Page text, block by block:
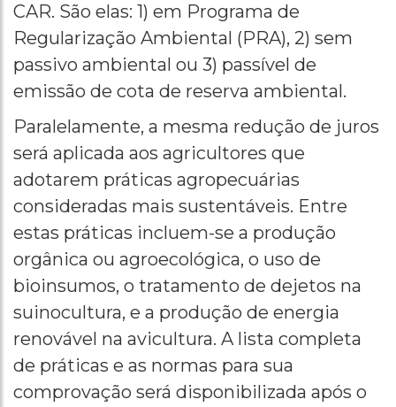
CAR. São elas: 1) em Programa de
Regularização Ambiental (PRA), 2) sem
passivo ambiental ou 3) passível de
emissão de cota de reserva ambiental.
Paralelamente, a mesma redução de juros
será aplicada aos agricultores que
adotarem práticas agropecuárias
consideradas mais sustentáveis. Entre
estas práticas incluem-se a produção
orgânica ou agroecológica, o uso de
bioinsumos, o tratamento de dejetos na
suinocultura, e a produção de energia
renovável na avicultura. A lista completa
de práticas e as normas para sua
comprovação será disponibilizada após o